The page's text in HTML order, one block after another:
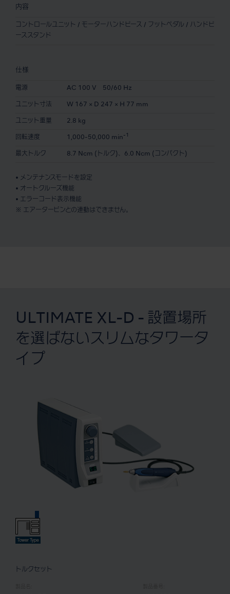
内容
コントロールユニット / モーターハンドピース / フットペダル / ハンドピ
ーススタンド
仕様
電源 AC 100 V 50/60 Hz
ユニット寸法 W 167 × D 247 × H 77 mm
ユニット重量 2.8 kg
回転速度 1,000-50,000 min -1
最大トルク 8.7 Ncm (トルク)、6.0 Ncm (コンパクト)
• メンテナンスモードを設定
• オートクルーズ機能
• エラーコード表示機能
※ エアータービンとの連動はできません。
ULTIMATE XL-D - 設置場所
を選ばないスリムなタワータ
イプ
トルクセット